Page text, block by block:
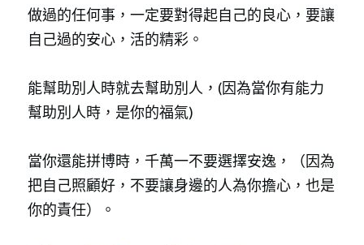
做過的任何事，一定要對得起自己的良心，要讓
自己過的安心，活的精彩。
能幫助別人時就去幫助別人，(因為當你有能力
幫助別人時，是你的福氣)
當你還能拼博時，千萬一不要選擇安逸，（因為
把自己照顧好，不要讓身邊的人為你擔心，也是
你的責任）。